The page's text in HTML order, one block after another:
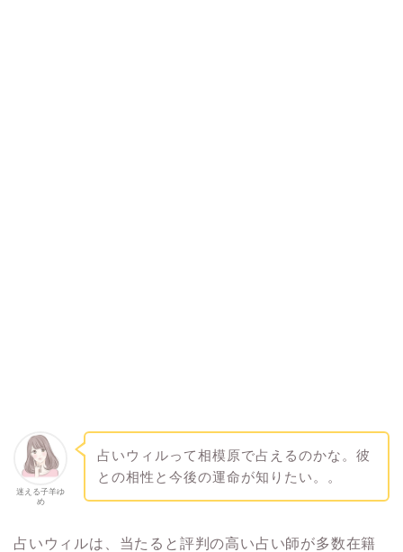
迷える子羊ゆ
め
占いウィルって相模原で占えるのかな。彼
との相性と今後の運命が知りたい。。
占いウィルは、当たると評判の高い占い師が多数在籍